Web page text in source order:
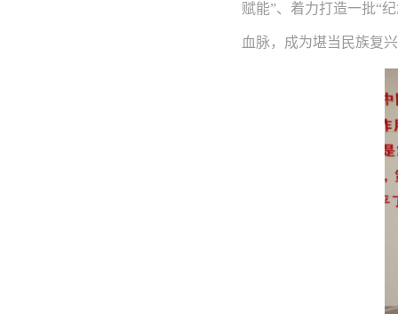
赋能”、着力打造一批“
血脉，成为堪当民族复